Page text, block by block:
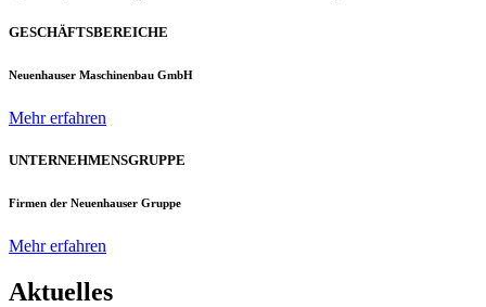
GESCHÄFTSBEREICHE
Neuenhauser Maschinenbau GmbH
Mehr erfahren
UNTERNEHMENSGRUPPE
Firmen der Neuenhauser Gruppe
Mehr erfahren
Aktuelles